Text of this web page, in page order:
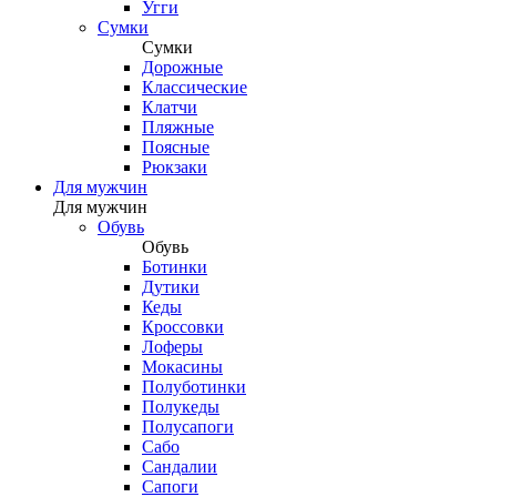
Угги
Сумки
Сумки
Дорожные
Классические
Клатчи
Пляжные
Поясные
Рюкзаки
Для мужчин
Для мужчин
Обувь
Обувь
Ботинки
Дутики
Кеды
Кроссовки
Лоферы
Мокасины
Полуботинки
Полукеды
Полусапоги
Сабо
Сандалии
Сапоги